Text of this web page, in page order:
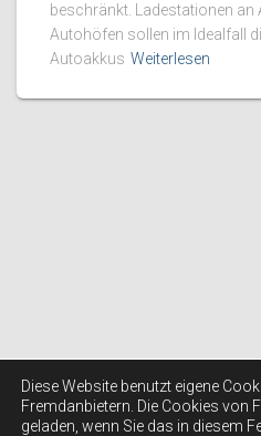
beschränkt. Ladestationen an
Autohöfen sollen im Idealfall
Autoakkus Weiterlesen
Diese Website benutzt eigene
Fremdanbietern. Die Cookies von
geladen, wenn Sie das in diesem